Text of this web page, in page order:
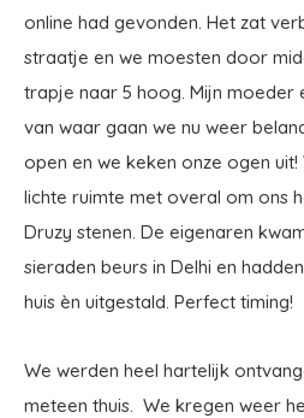
online had gevonden. Het zat
straatje en we moesten door
trapje naar 5 hoog. Mijn moeder
van waar gaan we nu weer
open en we keken onze ogen uit!
lichte ruimte met overal om ons
Druzy stenen. De eigenaren
sieraden beurs in Delhi en
huis èn uitgestald. Perfect timing!
We werden heel hartelijk
meteen thuis. We kregen weer